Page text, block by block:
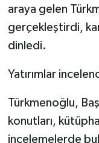
araya gelen
gerçekleştirdi,
dinledi.
Yatırımlar
Türkmenoğlu,
konutları,
incelemelerde